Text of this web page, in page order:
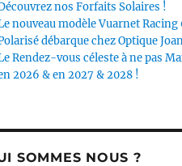
nos Forfaits Solaires !
nouveau modèle Vuarnet Racing
débarque chez Optique
Rendez-vous céleste à ne pas
2026 & en 2027 & 2028 !
SOMMES NOUS ?